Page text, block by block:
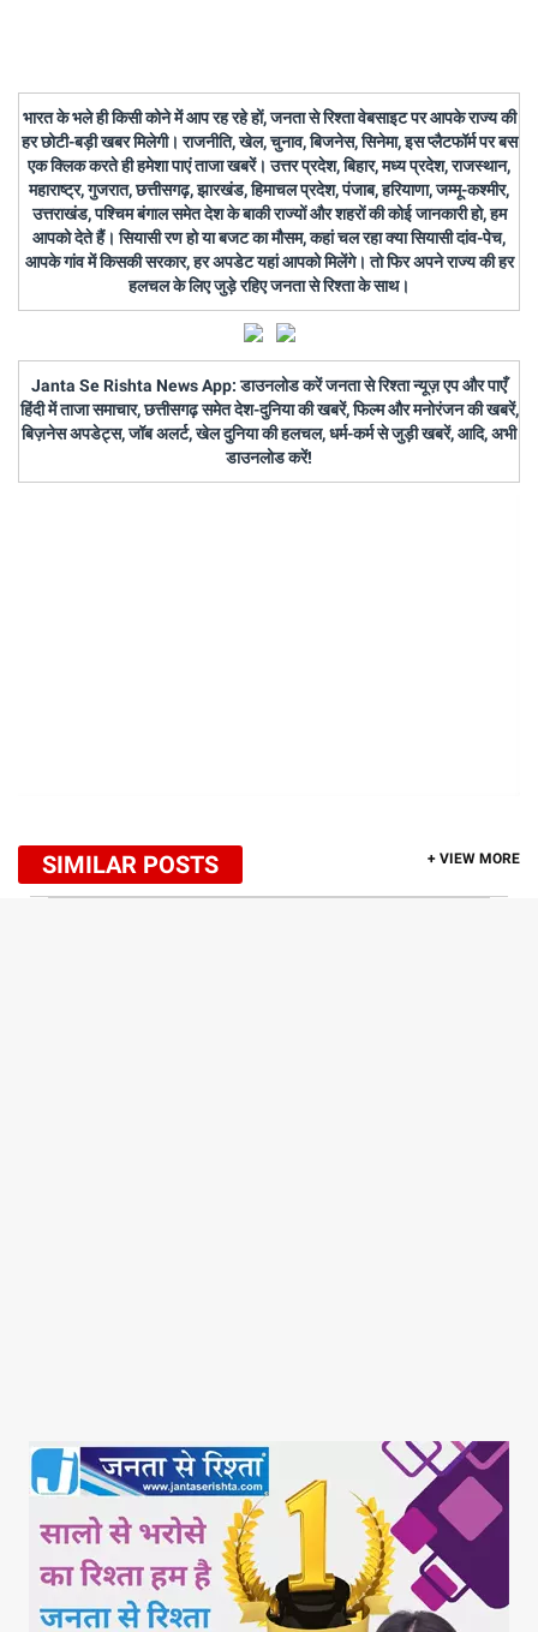
भारत के भले ही किसी कोने में आप रह रहे हों, जनता से रिश्ता वेबसाइट पर आपके राज्य की
हर छोटी-बड़ी खबर मिलेगी। राजनीति, खेल, चुनाव, बिजनेस, सिनेमा, इस प्लैटफॉर्म पर बस
एक क्लिक करते ही हमेशा पाएं ताजा खबरें। उत्तर प्रदेश, बिहार, मध्य प्रदेश, राजस्थान,
महाराष्ट्र, गुजरात, छत्तीसगढ़, झारखंड, हिमाचल प्रदेश, पंजाब, हरियाणा, जम्मू-कश्मीर,
उत्तराखंड, पश्चिम बंगाल समेत देश के बाकी राज्यों और शहरों की कोई जानकारी हो, हम
आपको देते हैं। सियासी रण हो या बजट का मौसम, कहां चल रहा क्या सियासी दांव-पेच,
आपके गांव में किसकी सरकार, हर अपडेट यहां आपको मिलेंगे। तो फिर अपने राज्य की हर
हलचल के लिए जुड़े रहिए जनता से रिश्ता के साथ।
Janta Se Rishta News App: डाउनलोड करें जनता से रिश्ता न्यूज़ एप और पाएँ
हिंदी में ताजा समाचार, छत्तीसगढ़ समेत देश-दुनिया की खबरें, फिल्म और मनोरंजन की खबरें,
बिज़नेस अपडेट्स, जॉब अलर्ट, खेल दुनिया की हलचल, धर्म-कर्म से जुड़ी खबरें, आदि, अभी
डाउनलोड करें!
SIMILAR POSTS + VIEW MORE